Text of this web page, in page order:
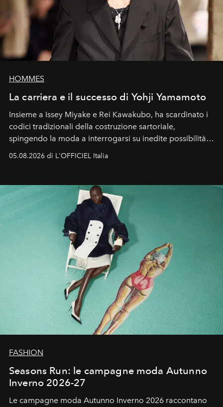
HOMMES
La carriera e il successo di Yohji Yamamoto
Insieme a Issey Miyake e Rei Kawakubo, ha scardinato i
codici tradizionali della costruzione sartoriale,
spingendo la moda a interrogarsi su inedite possibilità
formali e a ridefinire il concetto stesso di silhouette.
un’impronta indelebile nella storia della moda.
05.08.2026 di L'OFFICIEL Italia
FASHION
Seasons Run: le campagne moda Autunno
Inverno 2026-27
Le campagne moda Autunno Inverno 2026 raccontano